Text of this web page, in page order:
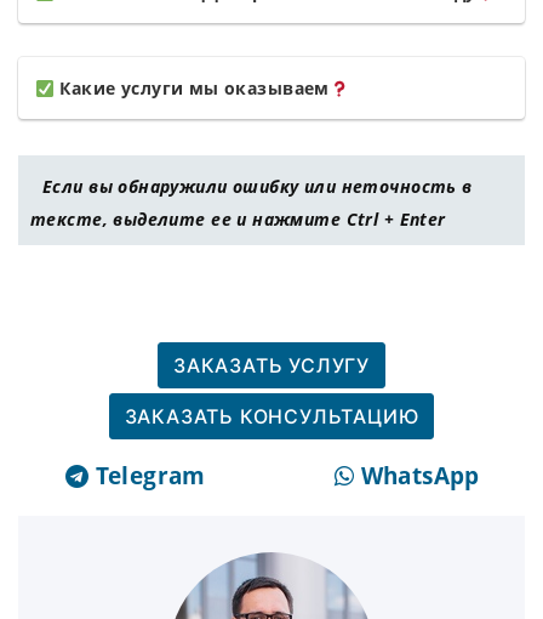
Какие услуги мы оказываем
Если вы обнаружили ошибку или неточность в
тексте, выделите ее и нажмите Ctrl + Enter
ЗАКАЗАТЬ УСЛУГУ
ЗАКАЗАТЬ КОНСУЛЬТАЦИЮ
Telegram WhatsApp